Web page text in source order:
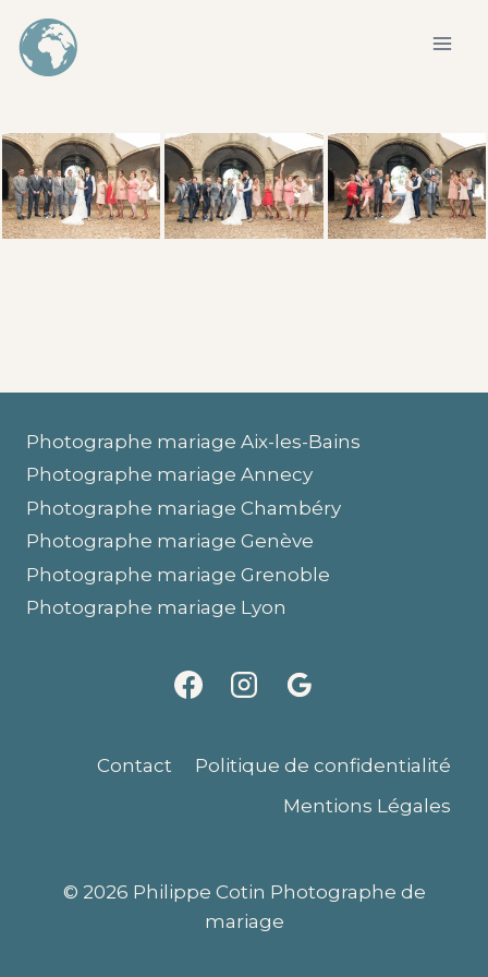
Aller
au
contenu
Photographe mariage Aix-les-Bains
Photographe mariage Annecy
Photographe mariage Chambéry
Photographe mariage Genève
Photographe mariage Grenoble
Photographe mariage Lyon
Contact
Politique de confidentialité
Mentions Légales
© 2026 Philippe Cotin Photographe de
mariage